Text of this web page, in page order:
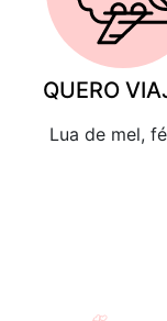
QUERO
Lua de mel,